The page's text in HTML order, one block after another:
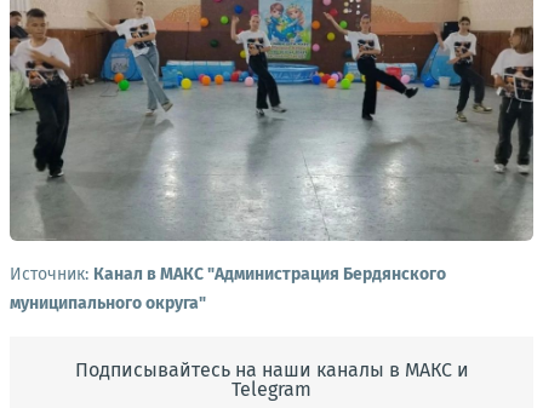
Источник: Канал в МАКС "Администрация Бердянского
муниципального округа"
Подписывайтесь на наши каналы в МАКС и
Telegram